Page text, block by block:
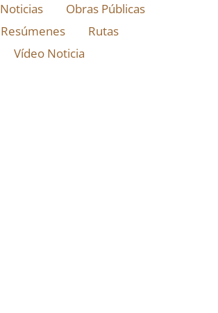
Noticias
Obras Públicas
Resúmenes
Rutas
Vídeo Noticia